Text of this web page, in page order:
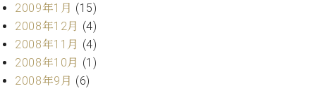
2009年1月 (15)
2008年12月 (4)
2008年11月 (4)
2008年10月 (1)
2008年9月 (6)